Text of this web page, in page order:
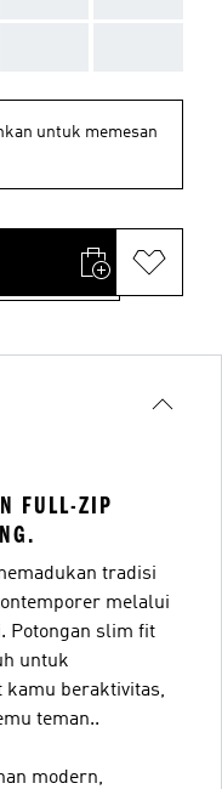
untuk memesan
FULL-ZIP
tradisi
melalui
Potongan slim fit
untuk
kamu beraktivitas,
teman..
modern,